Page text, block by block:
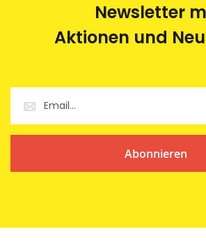
Newsletter
Aktionen und
Abonnieren